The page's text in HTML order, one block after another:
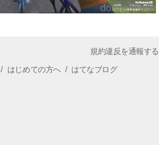
規約違反を通報する
/ はじめての方へ/ はてなブログ